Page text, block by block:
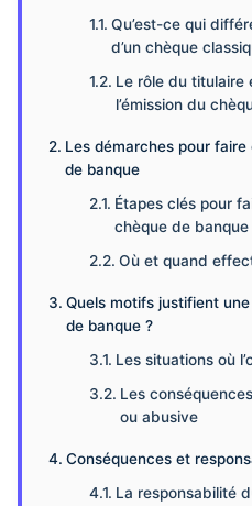
Qu’est-ce qui
d’un chèque
Le rôle du titulaire
l’émission du
Les démarches pour
de banque
Étapes clés pour
chèque de banque
Où et quand
Quels motifs justifient
de banque ?
Les situations où
Les
ou abusive
Conséquences et
La responsabilité